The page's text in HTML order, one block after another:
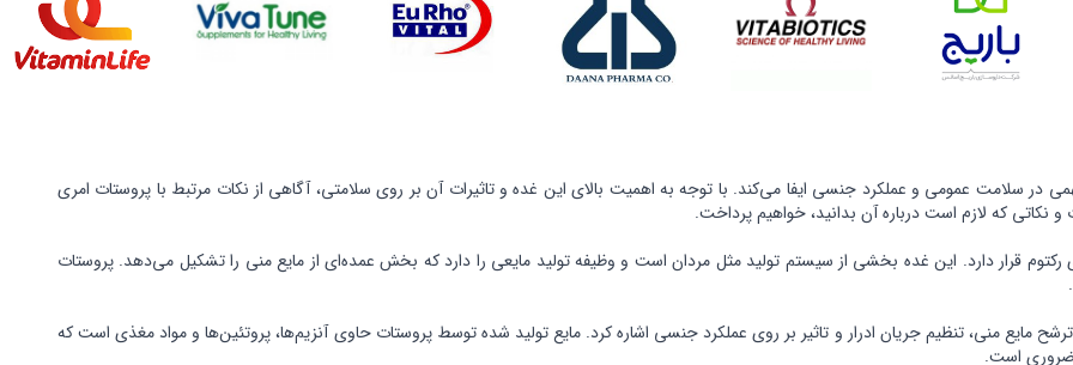
سلامت عمومی و عملکرد جنسی ایفا می‌کند. با توجه به اهمیت بالای این غده و تاثیرات آن بر روی سلامتی، آگاهی از نکات مرتبط با پروستات امری
که لازم است درباره آن بدانید، خواهیم پرداخت.
قرار دارد. این غده بخشی از سیستم تولید مثل مردان است و وظیفه تولید مایعی را دارد که بخش عمده‌ای از مایع منی را تشکیل می‌دهد. پروستات
مایع منی، تنظیم جریان ادرار و تاثیر بر روی عملکرد جنسی اشاره کرد. مایع تولید شده توسط پروستات حاوی آنزیم‌ها، پروتئین‌ها و مواد مغذی است که
ضروری است.